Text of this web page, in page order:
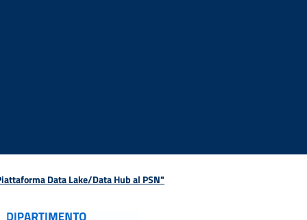
Data Lake/Data Hub al PSN"